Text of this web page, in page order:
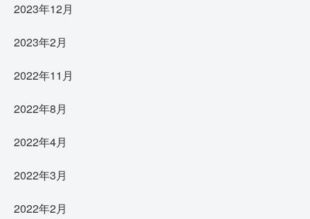
2023年12月
2023年2月
2022年11月
2022年8月
2022年4月
2022年3月
2022年2月